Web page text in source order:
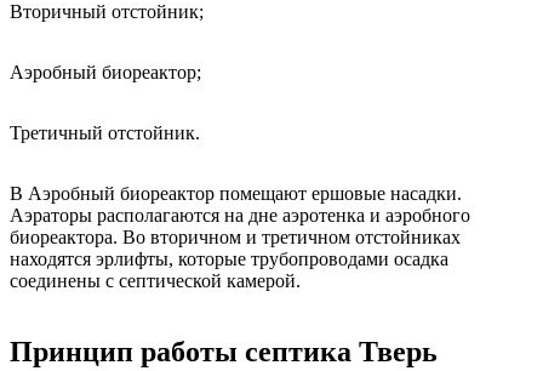
Вторичный отстойник;
Аэробный биореактор;
Третичный отстойник.
В Аэробный биореактор помещают ершовые насадки.
Аэраторы располагаются на дне аэротенка и аэробного
биореактора. Во вторичном и третичном отстойниках
находятся эрлифты, которые трубопроводами осадка
соединены с септической камерой.
Принцип работы септика Тверь